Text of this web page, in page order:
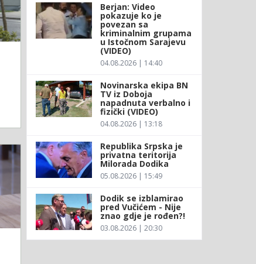
Berjan: Video
pokazuje ko je
povezan sa
kriminalnim grupama
u Istočnom Sarajevu
(VIDEO)
04.08.2026 | 14:40
Novinarska ekipa BN
TV iz Doboja
napadnuta verbalno i
fizički (VIDEO)
04.08.2026 | 13:18
Republika Srpska je
privatna teritorija
Milorada Dodika
05.08.2026 | 15:49
Dodik se izblamirao
pred Vučićem - Nije
znao gdje je rođen?!
03.08.2026 | 20:30